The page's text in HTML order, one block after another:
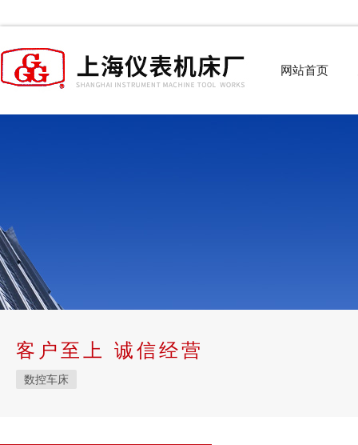
网站首页
客户至上 诚信经营
数控车床